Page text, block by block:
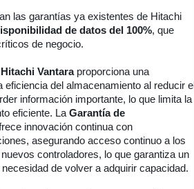
las garantías ya existentes de Hitachi
de datos del 100%, que
de negocio.
Vantaraproporciona una
del almacenamiento al reducir el
información importante, lo que limita la
eficiente. La Garantía de
innovación continua con
asegurando acceso continuo a los
controladores, lo que garantiza un
de volver a adquirir capacidad.